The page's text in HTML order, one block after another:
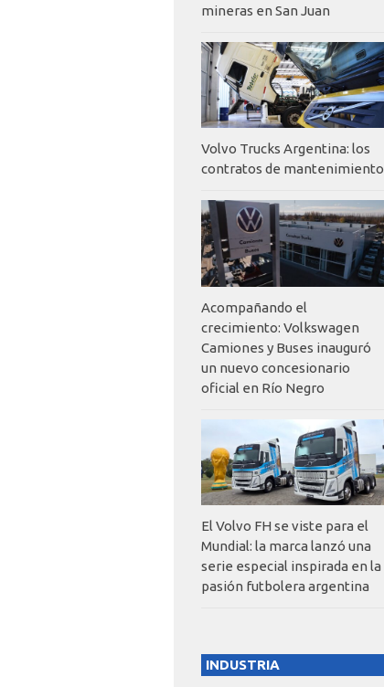
mineras en San Juan
Volvo Trucks Argentina: los
contratos de mantenimiento
Acompañando el
crecimiento: Volkswagen
Camiones y Buses inauguró
un nuevo concesionario
oficial en Río Negro
El Volvo FH se viste para el
Mundial: la marca lanzó una
serie especial inspirada en la
pasión futbolera argentina
INDUSTRIA